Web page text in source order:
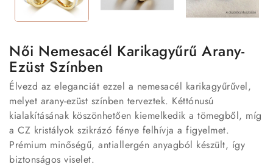
Női Nemesacél Karikagyűrű Arany-
Ezüst Színben
Élvezd az eleganciát ezzel a nemesacél karikagyűrűvel,
melyet arany-ezüst színben terveztek. Kéttónusú
kialakításának köszönhetően kiemelkedik a tömegből, míg
a CZ kristályok szikrázó fénye felhívja a figyelmet.
Prémium minőségű, antiallergén anyagból készült, így
biztonságos viselet.